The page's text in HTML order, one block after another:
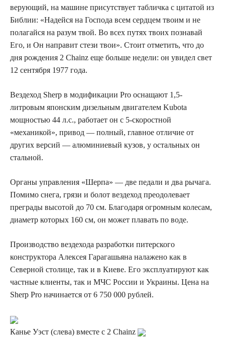
верующий, на машине присутствует табличка с цитатой из
Библии: «Надейся на Господа всем сердцем твоим и не
полагайся на разум твой. Во всех путях твоих познавай
Его, и Он направит стези твои». Стоит отметить, что до
дня рождения 2 Chainz еще больше недели: он увидел свет
12 сентября 1977 года.
Вездеход Sherp в модификации Pro оснащают 1,5-
литровым японским дизельным двигателем Kubota
мощностью 44 л.с., работает он с 5-скоростной
«механикой», привод — полный, главное отличие от
других версий — алюминиевый кузов, у остальных он
стальной.
Органы управления «Шерпа» — две педали и два рычага.
Помимо снега, грязи и болот вездеход преодолевает
преграды высотой до 70 см. Благодаря огромным колесам,
диаметр которых 160 см, он может плавать по воде.
Производство вездехода разработки питерского
конструктора Алексея Гарагашьяна налажено как в
Северной столице, так и в Киеве. Его эксплуатируют как
частные клиенты, так и МЧС России и Украины. Цена на
Sherp Pro начинается от 6 750 000 рублей.
Канье Уэст (слева) вместе с 2 Chainz